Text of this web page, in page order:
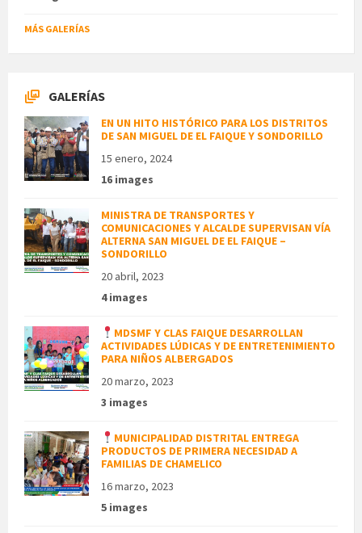
MÁS GALERÍAS
GALERÍAS
EN UN HITO HISTÓRICO PARA LOS DISTRITOS
DE SAN MIGUEL DE EL FAIQUE Y SONDORILLO
15 enero, 2024
16 images
MINISTRA DE TRANSPORTES Y
COMUNICACIONES Y ALCALDE SUPERVISAN VÍA
ALTERNA SAN MIGUEL DE EL FAIQUE –
SONDORILLO
20 abril, 2023
4 images
MDSMF Y CLAS FAIQUE DESARROLLAN
ACTIVIDADES LÚDICAS Y DE ENTRETENIMIENTO
PARA NIÑOS ALBERGADOS
20 marzo, 2023
3 images
MUNICIPALIDAD DISTRITAL ENTREGA
PRODUCTOS DE PRIMERA NECESIDAD A
FAMILIAS DE CHAMELICO
16 marzo, 2023
5 images